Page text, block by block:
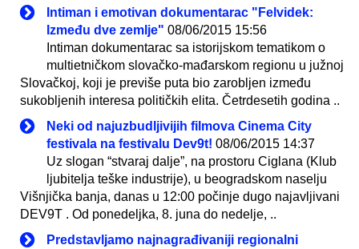
Intiman i emotivan dokumentarac "Felvidek:
Između dve zemlje" 08/06/2015 15:56
Intiman dokumentarac sa istorijskom tematikom o
multietničkom slovačko-mađarskom regionu u južnoj
Slovačkoj, koji je previše puta bio zarobljen između
sukobljenih interesa političkih elita. Četrdesetih godina ..
Neki od najuzbudljivijih filmova Cinema City
festivala na festivalu Dev9t! 08/06/2015 14:37
Uz slogan “stvaraj dalje”, na prostoru Ciglana (Klub
ljubitelja teške industrije), u beogradskom naselju
Višnjička banja, danas u 12:00 počinje dugo najavljivani
DEV9T . Od ponedeljka, 8. juna do nedelje, ..
Predstavljamo najnagrađivaniji regionalni